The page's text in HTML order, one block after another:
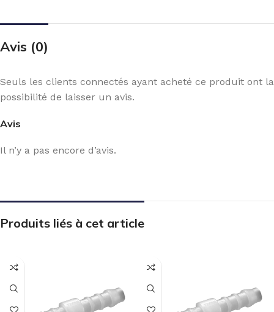
Avis (0)
Avis
Il n’y a pas encore d’avis.
Seuls les clients connectés ayant acheté ce produit ont la
possibilité de laisser un avis.
Produits liés à cet article